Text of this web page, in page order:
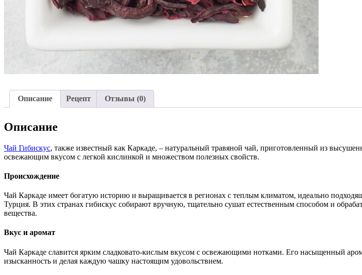
Описание Рецепт Отзывы (0)
Описание
Чай Гибискус, также известный как Каркаде, – натуральный травяной чай, приготовленный из
освежающим вкусом с легкой кислинкой и множеством полезных свойств.
Происхождение
Чай Каркаде имеет богатую историю и выращивается в регионах с теплым климатом, идеально
Турция. В этих странах гибискус собирают вручную, тщательно сушат естественным способом и
вещества.
Вкус и аромат
Чай Каркаде славится ярким сладковато-кислым вкусом с освежающими нотками. Его насыщенный
изысканность и делая каждую чашку настоящим удовольствием.